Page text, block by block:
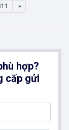
»
hợp?
cấp gửi